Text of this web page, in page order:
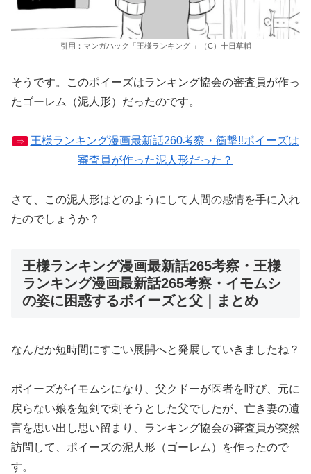
引用：マンガハック「王様ランキング 」（C）十日草輔
そうです。このポイーズはランキング協会の審査員が作っ
たゴーレム（泥人形）だったのです。
⇒
王様ランキング漫画最新話260考察・衝撃‼︎ポイーズは
審査員が作った泥人形だった？
さて、この泥人形はどのようにして人間の感情を手に入れ
たのでしょうか？
王様ランキング漫画最新話265考察・王様
ランキング漫画最新話265考察・イモムシ
の姿に困惑するポイーズと父｜まとめ
なんだか短時間にすごい展開へと発展していきましたね？
ポイーズがイモムシになり、父クドーが医者を呼び、元に
戻らない娘を短剣で刺そうとした父でしたが、亡き妻の遺
言を思い出し思い留まり、ランキング協会の審査員が突然
訪問して、ポイーズの泥人形（ゴーレム）を作ったので
す。